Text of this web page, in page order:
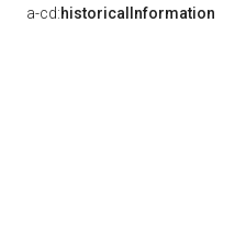
a-cd:historicalInformation